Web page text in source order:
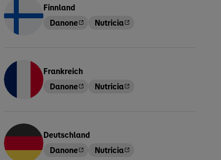
Finnland
Danone
Nutricia
Frankreich
Danone
Nutricia
Deutschland
Danone
Nutricia